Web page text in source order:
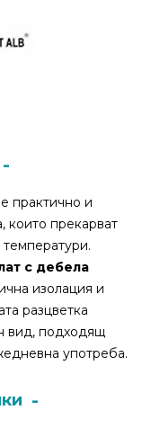
е практично и
които прекарват
с дебела
изолация и
разцветка
вид, подходящ
употреба.